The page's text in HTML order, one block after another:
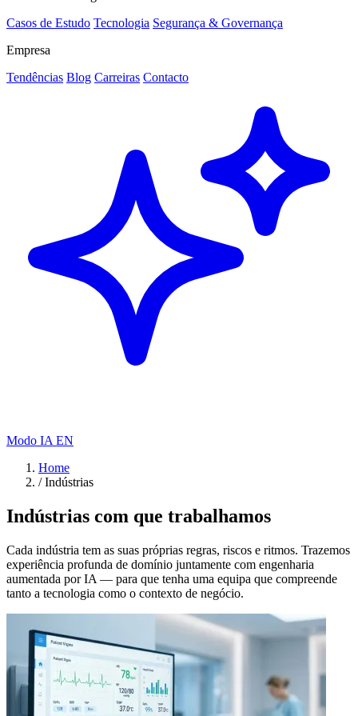
Casos de Estudo Tecnologia Segurança & Governança
Empresa
Tendências Blog Carreiras Contacto
Modo IA EN
Home
/ Indústrias
Indústrias com que trabalhamos
Cada indústria tem as suas próprias regras, riscos e ritmos. Trazemos
experiência profunda de domínio juntamente com engenharia
aumentada por IA — para que tenha uma equipa que compreende
tanto a tecnologia como o contexto de negócio.